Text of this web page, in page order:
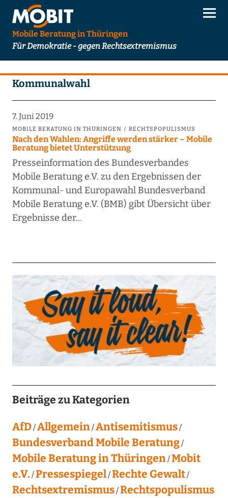
Mobile Beratung in Thüringen
Für Demokratie - gegen Rechtsextremismus
Kommunalwahl
7. Juni 2019
MOBILE BERATUNG IN THÜRINGEN RECHTSPOPULISMUS
Nach den Wahlen: Angriffe werden stärker – Mobile
Beratung bietet Unterstützung
Presseinformation des Bundesverbandes
Mobile Beratung e.V. zu den Ergebnissen der
Kommunal- und Europawahl Bundesverband
Mobile Beratung e.V. (BMB) gibt Übersicht über
Ergebnisse der…
Beiträge zu Kategorien
AfD Allgemein Antisemitismus
Bundesverband Mobile Beratung
Mobile Beratung in Thüringen Mobit
e.V. Pressespiegel Rechte Gewalt
Rechtsextremismus Rechtspopulismus